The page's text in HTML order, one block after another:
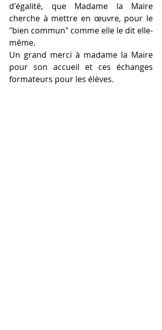
d'égalité, que Madame la Maire
cherche à mettre en œuvre, pour le
"bien commun" comme elle le dit elle-
même.
Un grand merci à madame la Maire
pour son accueil et ces échanges
formateurs pour les élèves.